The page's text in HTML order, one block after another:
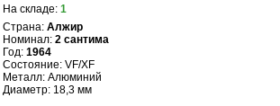
На складе: 1
Страна: Алжир
Номинал: 2 сантима
Год: 1964
Состояние: VF/XF
Металл: Алюминий
Диаметр: 18,3 мм